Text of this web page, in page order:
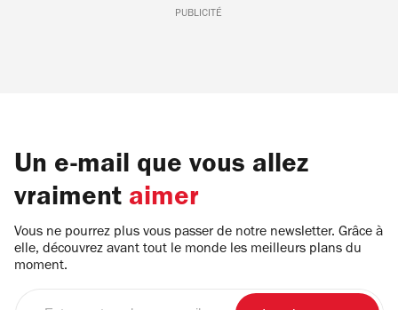
PUBLICITÉ
Un e-mail que vous allez
vraiment aimer
Vous ne pourrez plus vous passer de notre newsletter. Grâce à
elle, découvrez avant tout le monde les meilleurs plans du
moment.